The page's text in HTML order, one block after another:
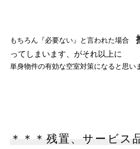
もちろん『必要ない』と言われた場合
ってしまいます、がそれ以上に
単身物件の有効な空室対策になると思い
＊＊＊残置、サービス